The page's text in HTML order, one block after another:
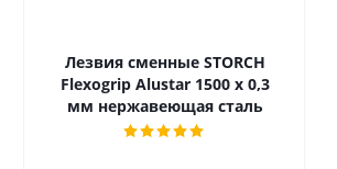
Лезвия сменные STORCH
Flexogrip Alustar 1500 x 0,3
мм нержавеющая сталь